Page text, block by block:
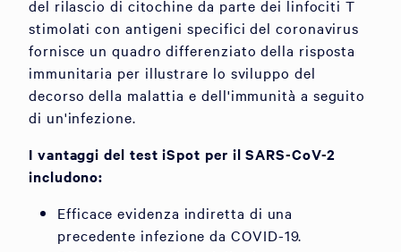
del rilascio di citochine da parte dei linfociti T
stimolati con antigeni specifici del coronavirus
fornisce un quadro differenziato della risposta
immunitaria per illustrare lo sviluppo del
decorso della malattia e dell'immunità a seguito
di un'infezione.
I vantaggi del test iSpot per il SARS-CoV-2
includono:
Efficace evidenza indiretta di una
precedente infezione da COVID-19.